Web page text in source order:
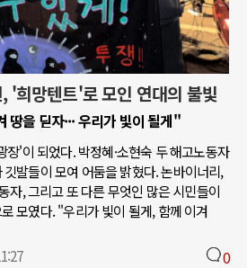
'희망텐트'로 모인 연대의 불빛
땅을 딛자··· 우리가 빛이 될게"
'이 되었다. 박정혜·소현숙 두 해고노동자
발들이 모여 어둠을 밝혔다. 논바이너리,
자, 그리고 또 다른 무엇인 많은 시민들이
모였다. "우리가 빛이 될게, 함께 이겨
0